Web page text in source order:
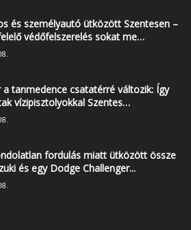
és személyautó ütközött Szentesen –
védőfelszerelés sokat me…
a tanmedence csatatérré változik: Így
vízipisztolyokkal Szentes…
fordulás miatt ütközött össze
és egy Dodge Challenger...